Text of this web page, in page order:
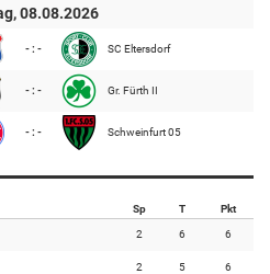
08.08.2026
- : - SC Eltersdorf
- : - Gr. Fürth II
- : - Schweinfurt 05
Sp T Pkt
2 6 6
2 5 6